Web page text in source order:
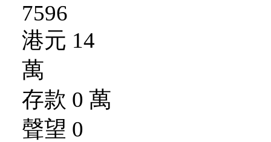
7596
港元 14
萬
存款 0 萬
聲望 0